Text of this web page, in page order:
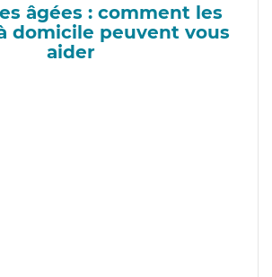
âgées : comment les
domicile peuvent vous
aider